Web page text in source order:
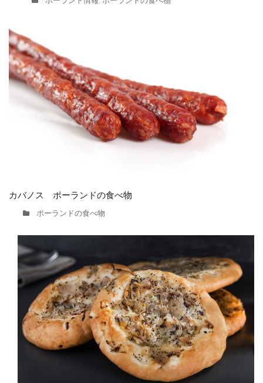
カバノス ポーランドの食べ物
ポーランドの食べ物